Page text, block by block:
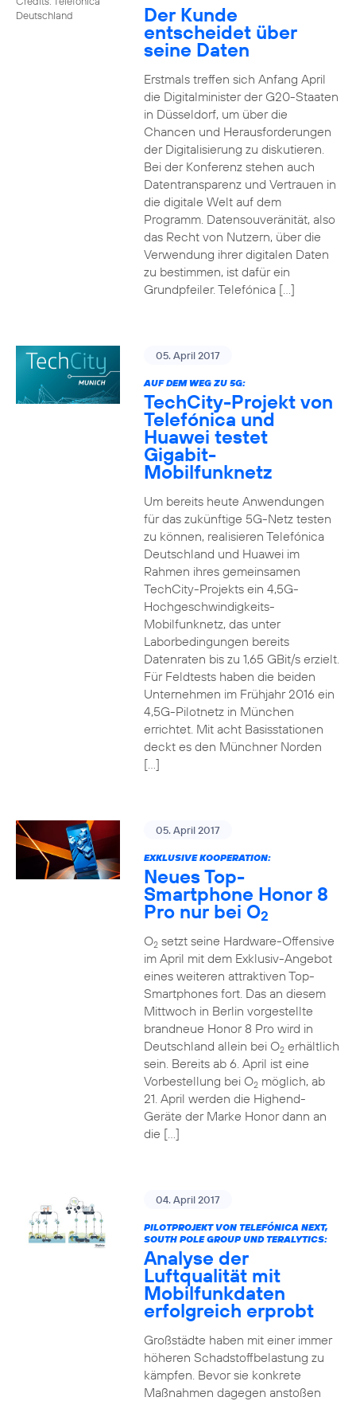
Deutschland
Der Kunde
entscheidet über
seine Daten
Erstmals treffen sich Anfang April
die Digitalminister der G20-Staaten
in Düsseldorf, um über die
Chancen und Herausforderungen
der Digitalisierung zu diskutieren.
Bei der Konferenz stehen auch
Datentransparenz und Vertrauen in
die digitale Welt auf dem
Programm. Datensouveränität, also
das Recht von Nutzern, über die
Verwendung ihrer digitalen Daten
zu bestimmen, ist dafür ein
Grundpfeiler. Telefónica […]
05. April 2017
AUF DEM WEG ZU 5G:
TechCity-Projekt von
Telefónica und
Huawei testet
Gigabit-
Mobilfunknetz
Um bereits heute Anwendungen
für das zukünftige 5G-Netz testen
zu können, realisieren Telefónica
Deutschland und Huawei im
Rahmen ihres gemeinsamen
TechCity-Projekts ein 4,5G-
Hochgeschwindigkeits-
Mobilfunknetz, das unter
Laborbedingungen bereits
Datenraten bis zu 1,65 GBit/s erzielt.
Für Feldtests haben die beiden
Unternehmen im Frühjahr 2016 ein
4,5G-Pilotnetz in München
errichtet. Mit acht Basisstationen
deckt es den Münchner Norden
[…]
05. April 2017
EXKLUSIVE KOOPERATION:
Neues Top-
Smartphone Honor 8
Pro nur bei O2
O2setzt seine Hardware-Offensive
im April mit dem Exklusiv-Angebot
eines weiteren attraktiven Top-
Smartphones fort. Das an diesem
Mittwoch in Berlin vorgestellte
brandneue Honor 8 Pro wird in
Deutschland allein bei O2erhältlich
sein. Bereits ab 6. April ist eine
Vorbestellung bei O2möglich, ab
21. April werden die Highend-
Geräte der Marke Honor dann an
die […]
04. April 2017
PILOTPROJEKT VON TELEFÓNICA NEXT,
SOUTH POLE GROUP UND TERALYTICS:
Analyse der
Luftqualität mit
Mobilfunkdaten
erfolgreich erprobt
Großstädte haben mit einer immer
höheren Schadstoffbelastung zu
kämpfen. Bevor sie konkrete
Maßnahmen dagegen anstoßen